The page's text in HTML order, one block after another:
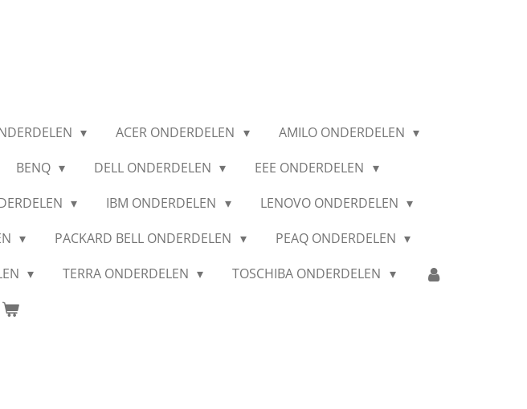
ACER ONDERDELEN
AMILO ONDERDELEN
BENQ DELL ONDERDELEN
EEE ONDERDELEN
IBM ONDERDELEN
LENOVO ONDERDELEN
PACKARD BELL ONDERDELEN
PEAQ ONDERDELEN
TERRA ONDERDELEN TOSCHIBA ONDERDELEN